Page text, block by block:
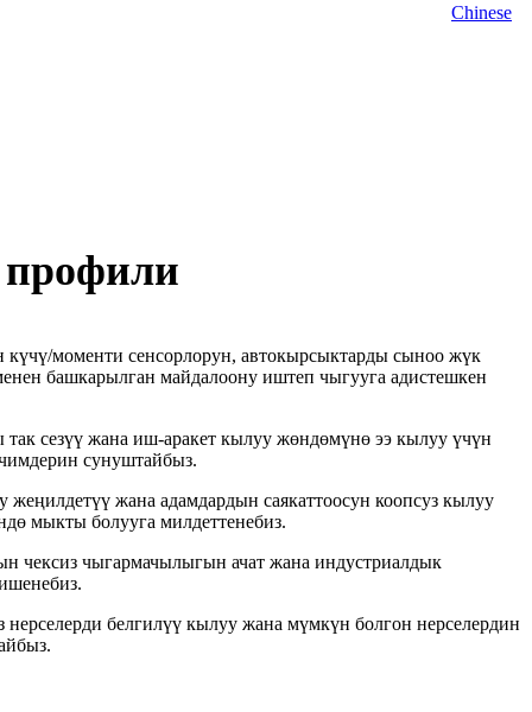
Chinese
күчү/моменти сенсорлорун, автокырсыктарды сыноо жүк
башкарылган майдалоону иштеп чыгууга адистешкен
сезүү жана иш-аракет кылуу жөндөмүнө ээ кылуу үчүн
сунуштайбыз.
жеңилдетүү жана адамдардын саякаттоосун коопсуз кылуу
мыкты болууга милдеттенебиз.
чексиз чыгармачылыгын ачат жана индустриалдык
нерселерди белгилүү кылуу жана мүмкүн болгон нерселердин